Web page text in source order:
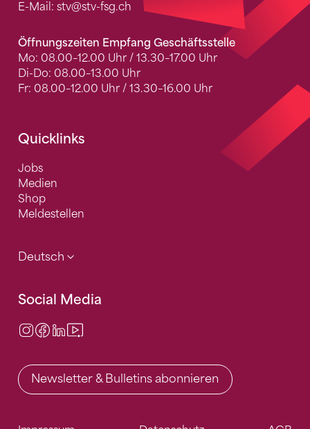
E-Mail: stv@stv-fsg.ch
Öffnungszeiten Empfang Geschäftsstelle
Mo: 08.00–12.00 Uhr / 13.30–17.00 Uhr
Di-Do: 08.00–13.00 Uhr
Fr: 08.00–12.00 Uhr / 13.30–16.00 Uhr
Quicklinks
Jobs
Medien
Shop
Meldestellen
Deutsch
Social Media
Instagram
Facebook
LinkedIn
Newsletter & Bulletins abonnieren